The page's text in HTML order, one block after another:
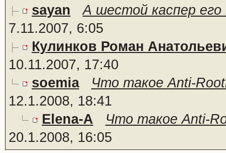
sayan
А шестой каспер его
7.11.2007, 6:05
Кулинков Роман
10.11.2007, 17:40
soemia
Что такое Anti-
12.1.2008, 18:41
Elena-A
Что такое Anti-
20.1.2008, 16:05